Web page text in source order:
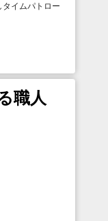
イムパトロー
職人